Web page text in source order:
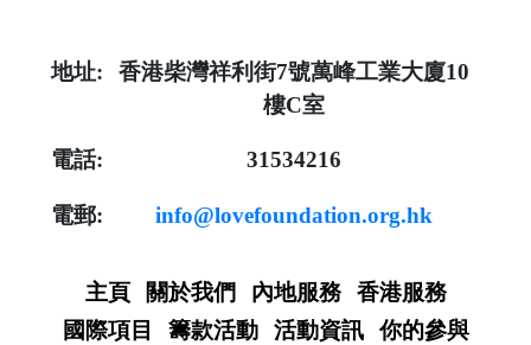
地址:
香港柴灣祥利街7號萬峰工業大廈10
樓C室
電話: 31534216
電郵: info@lovefoundation.org.hk
主頁 關於我們 內地服務
香港服務
國際項目
籌款活動 活動資訊 你的參與